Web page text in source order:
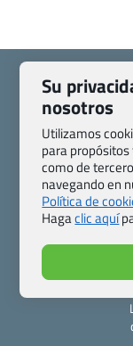
Pasaporte,
Blog de
Preguntas
Política de
Su
nosotros
Utilizamos
para
como de
navegando en
Política de
Hagaclic aquí